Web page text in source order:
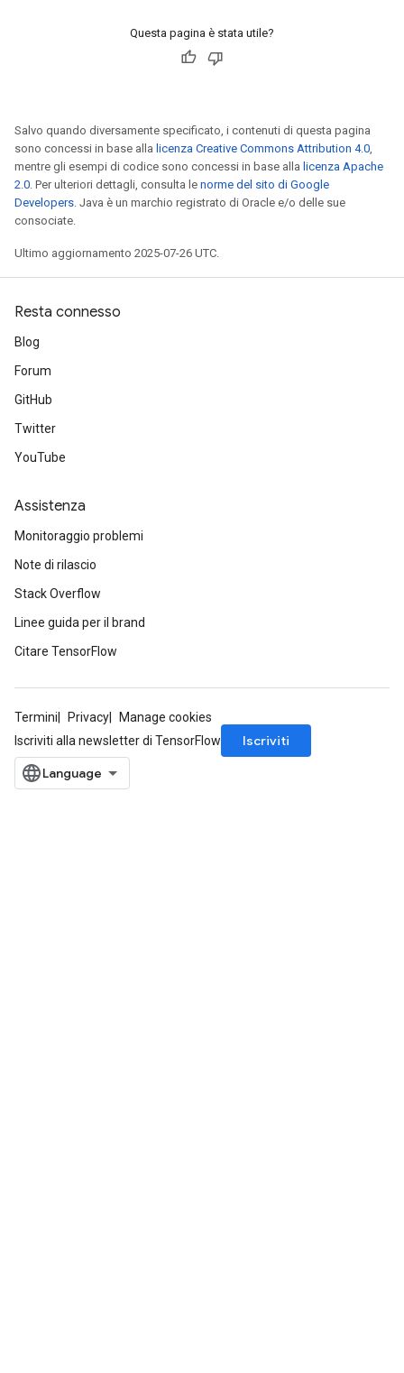
Questa pagina è stata utile?
Salvo quando diversamente specificato, i contenuti di questa pagina
sono concessi in base alla licenza Creative Commons Attribution 4.0,
mentre gli esempi di codice sono concessi in base alla licenza Apache
2.0. Per ulteriori dettagli, consulta le norme del sito di Google
Developers. Java è un marchio registrato di Oracle e/o delle sue
consociate.
Ultimo aggiornamento 2025-07-26 UTC.
Resta connesso
Blog
Forum
GitHub
Twitter
YouTube
Assistenza
Monitoraggio problemi
Note di rilascio
Stack Overflow
Linee guida per il brand
Citare TensorFlow
Termini Privacy
Manage cookies
Iscriviti alla newsletter di TensorFlow
Iscriviti